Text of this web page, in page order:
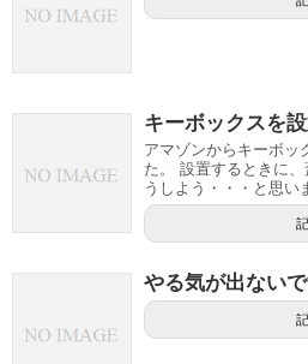
キーボックスを
アマゾンからキーボッ
た。 設置するときに
うしよう・・・と思い
やる気が出ない